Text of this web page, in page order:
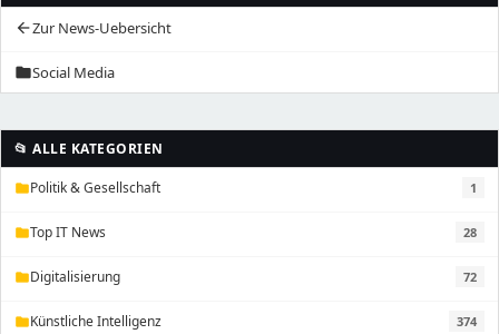
arrow_backZur News-Uebersicht
folderSocial Media
📂 ALLE KATEGORIEN
folderPolitik & Gesellschaft 1
folderTop IT News 28
folderDigitalisierung 72
folderKünstliche Intelligenz 374